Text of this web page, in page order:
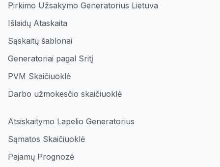
Pirkimo Užsakymo Generatorius Lietuva
Išlaidų Ataskaita
Sąskaitų šablonai
Generatoriai pagal Sritį
PVM Skaičiuoklė
Darbo užmokesčio skaičiuoklė
Atsiskaitymo Lapelio Generatorius
Sąmatos Skaičiuoklė
Pajamų Prognozė